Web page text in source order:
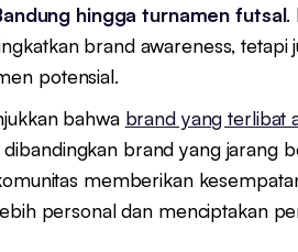
hingga turnamen futsal.
brand awareness,
potensial.
bahwa brand yang terlibat
dibandingkan brand yang jarang
memberikan
personal dan menciptakan